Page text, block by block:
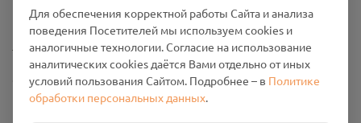
Промо-материалы
Настройки cookies
Общество с ограниченной ответственностью «Смоленский
Проект Помним»
Для обеспечения корректной работы Сайта и анализа
поведения Посетителей мы используем cookies и
аналогичные технологии. Согласие на использование
аналитических cookies даётся Вами отдельно от иных
условий пользования Сайтом. Подробнее – в Политике
обработки персональных данных.